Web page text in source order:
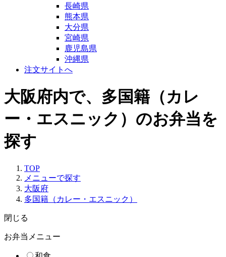
長崎県
熊本県
大分県
宮崎県
鹿児島県
沖縄県
注文サイトへ
大阪府内で、多国籍（カレ
ー・エスニック）のお弁当を
探す
TOP
メニューで探す
大阪府
多国籍（カレー・エスニック）
閉じる
お弁当メニュー